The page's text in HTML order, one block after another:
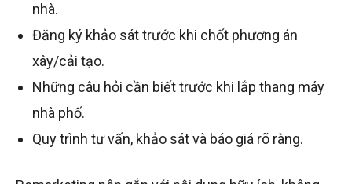
nhà.
Đăng ký khảo sát trước khi chốt phương án
xây/cải tạo.
Những câu hỏi cần biết trước khi lắp thang máy
nhà phố.
Quy trình tư vấn, khảo sát và báo giá rõ ràng.